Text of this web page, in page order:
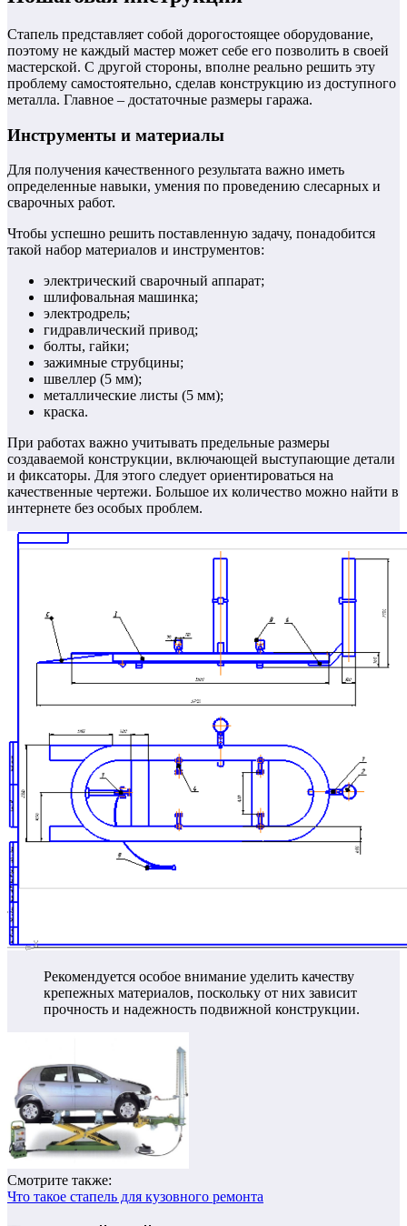
Стапель представляет собой дорогостоящее оборудование,
поэтому не каждый мастер может себе его позволить в своей
мастерской. С другой стороны, вполне реально решить эту
проблему самостоятельно, сделав конструкцию из доступного
металла. Главное – достаточные размеры гаража.
Инструменты и материалы
Для получения качественного результата важно иметь
определенные навыки, умения по проведению слесарных и
сварочных работ.
Чтобы успешно решить поставленную задачу, понадобится
такой набор материалов и инструментов:
электрический сварочный аппарат;
шлифовальная машинка;
электродрель;
гидравлический привод;
болты, гайки;
зажимные струбцины;
швеллер (5 мм);
металлические листы (5 мм);
краска.
При работах важно учитывать предельные размеры
создаваемой конструкции, включающей выступающие детали
и фиксаторы. Для этого следует ориентироваться на
качественные чертежи. Большое их количество можно найти в
интернете без особых проблем.
Рекомендуется особое внимание уделить качеству
крепежных материалов, поскольку от них зависит
прочность и надежность подвижной конструкции.
Смотрите также:
Что такое стапель для кузовного ремонта